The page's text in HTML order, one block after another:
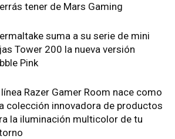
tener de Mars Gaming
suma a su serie de mini
Tower 200 la nueva versión
Pink
línea Razer Gamer Room nace como
colección innovadora de productos
la iluminación multicolor de tu